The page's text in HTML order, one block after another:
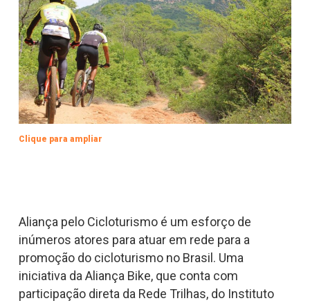
Clique para ampliar
Aliança pelo Cicloturismo é um esforço de
inúmeros atores para atuar em rede para a
promoção do cicloturismo no Brasil. Uma
iniciativa da Aliança Bike, que conta com
participação direta da Rede Trilhas, do Instituto